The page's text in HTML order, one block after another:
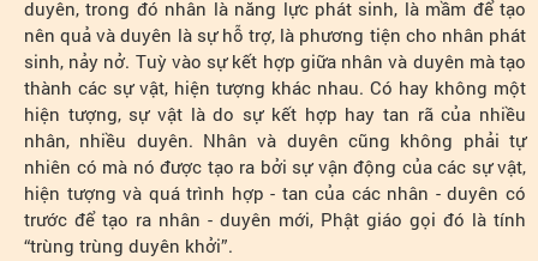
duyên, trong đó nhân là năng lực phát sinh, là mầm để tạo
nên quả và duyên là sự hỗ trợ, là phương tiện cho nhân phát
sinh, nảy nở. Tuỳ vào sự kết hợp giữa nhân và duyên mà tạo
thành các sự vật, hiện tượng khác nhau. Có hay không một
hiện tượng, sự vật là do sự kết hợp hay tan rã của nhiều
nhân, nhiều duyên. Nhân và duyên cũng không phải tự
nhiên có mà nó được tạo ra bởi sự vận động của các sự vật,
hiện tượng và quá trình hợp - tan của các nhân - duyên có
trước để tạo ra nhân - duyên mới, Phật giáo gọi đó là tính
“trùng trùng duyên khởi”.